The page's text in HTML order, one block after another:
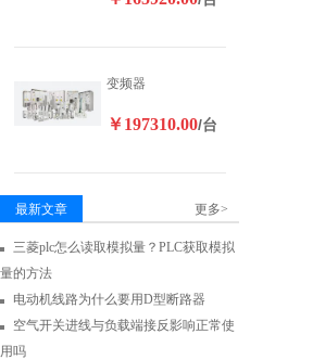
变频器
￥197310.00/台
最新文章 更多>
三菱plc怎么读取模拟量？PLC获取模拟
量的方法
电动机线路为什么要用D型断路器
空气开关进线与负载端接反影响正常使
用吗